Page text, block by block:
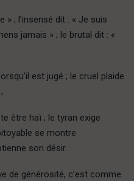
» ; l’insensé dit : « Je suis
jamais » ; le brutal dit : «
est jugé ; le cruel plaide
être haï ; le tyran exige
se montre
son désir.
de générosité, c’est comme